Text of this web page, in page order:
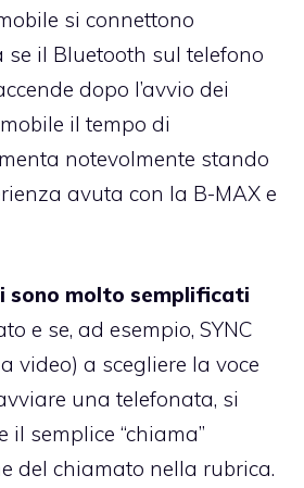
si connettono
se il Bluetooth sul telefono
dopo l’avvio dei
il tempo di
notevolmente stando
avuta con la B-MAX e
sono molto semplificati
e se, ad esempio, SYNC
video) a scegliere la voce
una telefonata, si
il semplice “chiama”
del chiamato nella rubrica.